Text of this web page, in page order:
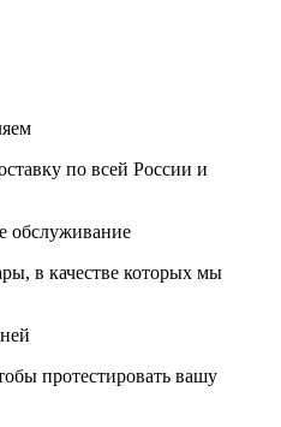
по всей России и
обслуживание
в качестве которых мы
протестировать вашу